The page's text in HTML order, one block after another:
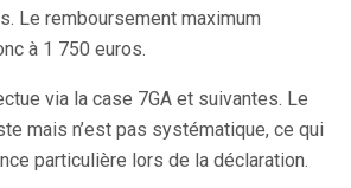
Le remboursement maximum
à 1 750 euros.
via la case 7GA et suivantes. Le
mais n’est pas systématique, ce qui
particulière lors de la déclaration.